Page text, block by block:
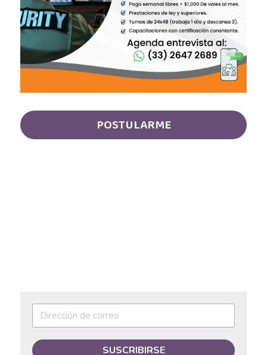
Auxiliar de Técnico
Auxiliar de tienda
Auxiliar en diseño
Auxiliar en sistemas
Ayudante de Mostrador
Ayudante de reparto
POSTULARME
SUSCRIBIRSE